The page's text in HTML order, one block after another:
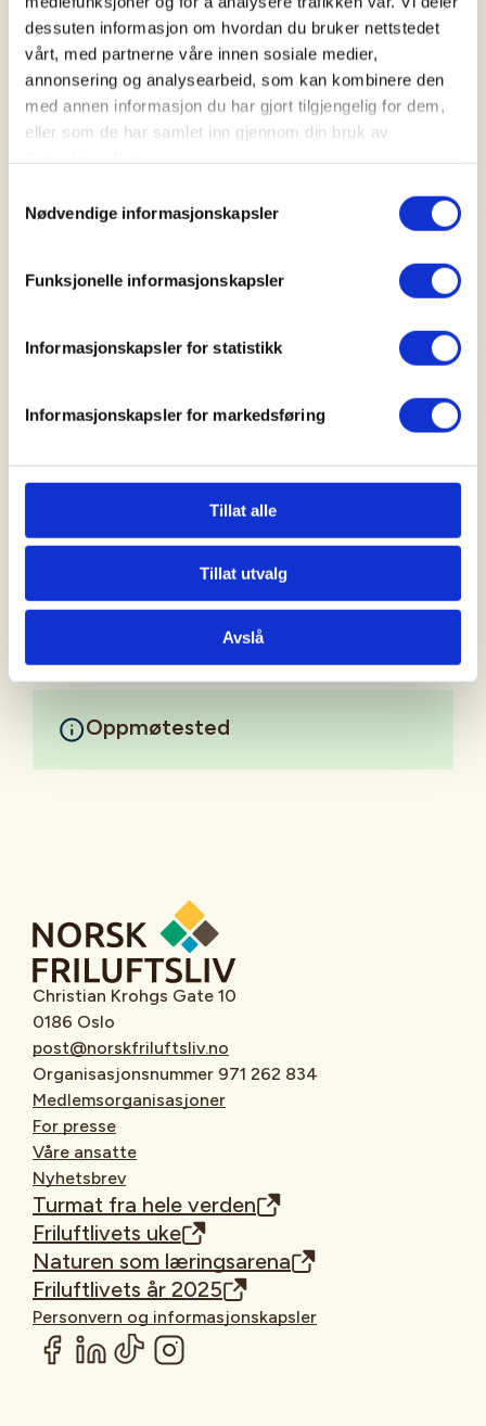
dessuten informasjon om hvordan du bruker nettstedet
vårt, med partnerne våre innen sosiale medier,
annonsering og analysearbeid, som kan kombinere den
med annen informasjon du har gjort tilgjengelig for dem,
eller som de har samlet inn gjennom din bruk av
Nødvendige informasjonskapsler
Funksjonelle informasjonskapsler
Informasjonskapsler for statistikk
Informasjonskapsler for markedsføring
Tillat alle
Tillat utvalg
Avslå
Arrangør
Tunsjø JFF
Sander.holtet@outlook.com
Tunsjø JFF inviterer til en dag med introjakt på
Ta med sekk med mat/ drikke og noe å sitte på
Oppmøtested
Christian Krohgs Gate 10
0186 Oslo
post@norskfriluftsliv.no
Organisasjonsnummer 971 262 834
Medlemsorganisasjoner
For presse
Våre ansatte
Nyhetsbrev
Turmat fra hele verden
Friluftlivets uke
Naturen som læringsarena
Friluftlivets år 2025
Personvern og informasjonskapsler